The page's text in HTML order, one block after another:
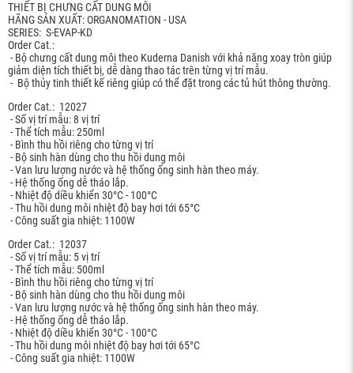
THIẾT BỊ CHƯNG CẤT DUNG MÔI
HÃNG SẢN XUẤT: ORGANOMATION - USA
SERIES: S-EVAP-KD
Order Cat.:
- Bộ chưng cất dung môi theo Kuderna Danish với khả năng xoay tròn giúp
giảm diện tích thiết bị, dễ dàng thao tác trên từng vị trí mẫu.
- Bộ thủy tinh thiết kế riêng giúp có thể đặt trong các tủ hút thông thường.
Order Cat.: 12027
- Số vị trí mẫu: 8 vị trí
- Thể tích mẫu: 250ml
- Bình thu hồi riêng cho từng vị trí
- Bộ sinh hàn dùng cho thu hồi dung môi
- Van lưu lượng nước và hệ thống ống sinh hàn theo máy.
- Hệ thống ống dễ tháo lắp.
- Nhiệt độ diều khiển 30°C - 100°C
- Thu hồi dung môi nhiệt độ bay hơi tới 65°C
- Công suất gia nhiệt: 1100W
Order Cat.: 12037
- Số vị trí mẫu: 5 vị trí
- Thể tích mẫu: 500ml
- Bình thu hồi riêng cho từng vị trí
- Bộ sinh hàn dùng cho thu hồi dung môi
- Van lưu lượng nước và hệ thống ống sinh hàn theo máy.
- Hệ thống ống dễ tháo lắp.
- Nhiệt độ diều khiển 30°C - 100°C
- Thu hồi dung môi nhiệt độ bay hơi tới 65°C
- Công suất gia nhiệt: 1100W